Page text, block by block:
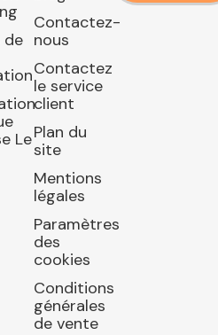
de
Le
Contactez-
nous
Contactez
le service
client
Plan du
site
Mentions
légales
Paramètres
des
cookies
Conditions
générales
de vente